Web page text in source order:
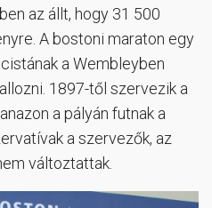
az állt, hogy 31 500
A bostoni maraton egy
a Wembleyben
1897-től szervezik a
a pályán futnak a
a szervezők, az
változtattak.